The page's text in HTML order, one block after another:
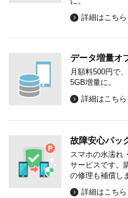
詳細はこちら
データ増量オ
月額料500円で
5GB増量に。
詳細はこちら
故障安心パッ
スマホの水濡れ
サービスです。
の修理も補償し
詳細はこちら